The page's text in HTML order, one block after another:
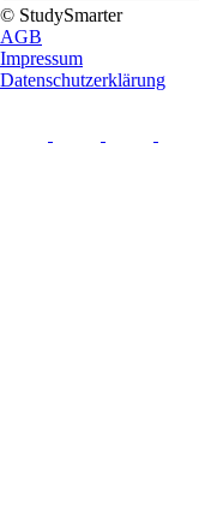
© StudySmarter
AGB
Impressum
Datenschutzerklärung